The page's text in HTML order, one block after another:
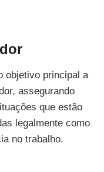
objetivo principal a
assegurando
que estão
legalmente como
no trabalho.